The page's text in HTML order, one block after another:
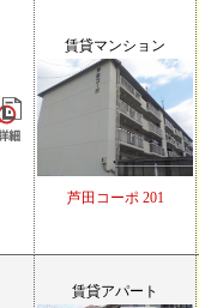
賃貸マンション
芦田コーポ 201
賃貸アパート